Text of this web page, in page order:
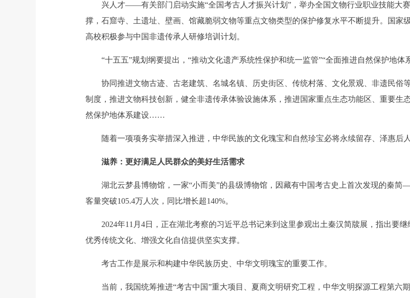
兴人才——有关部门启动实施“全国考古人才振兴计划”，举办全国文物行业职业技能大赛
撑，石窟寺、土遗址、壁画、馆藏脆弱文物等重点文物类型的保护修复水平不断提升。国家
高校积极参与中国非遗传承人研修培训计划。
“十五五”规划纲要提出，“推动文化遗产系统性保护和统一监管”“全面推进自然保护地体系
协同推进文物古迹、古老建筑、名城名镇、历史街区、传统村落、文化景观、非遗民俗
制度，推进文物科技创新，健全非遗传承体验设施体系，推进国家重点生态功能区、重要生
然保护地体系建设……
随着一项项务实举措深入推进，中华民族的文化瑰宝和自然珍宝必将永续留存、泽惠后人
滋养：更好满足人民群众的美好生活需求
湖北云梦县博物馆，一家“小而美”的县级博物馆，因藏有中国考古史上首次发现的秦简
客量突破105.4万人次，同比增长超140%。
2024年11月4日，正在湖北考察的习近平总书记来到这里参观出土秦汉简牍展，指出要
优秀传统文化、增强文化自信提供坚实支撑。
考古工作是展示和构建中华民族历史、中华文明瑰宝的重要工作。
当前，我国统筹推进“考古中国”重大项目、夏商文明研究工程，中华文明探源工程第六